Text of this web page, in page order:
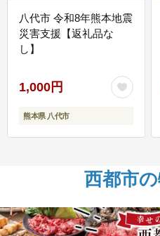
八代市 令和8年熊本地震
災害支援【返礼品な
し】
1,000円
熊本県 八代市
西都市